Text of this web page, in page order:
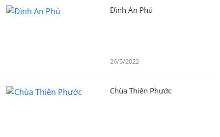
Đình An Phú
26/5/2022
Chùa Thiên Phước